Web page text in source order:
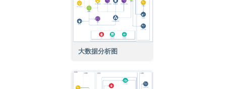
大数据分析图